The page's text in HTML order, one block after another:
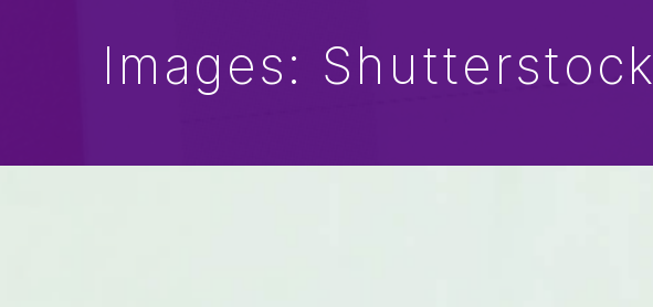
Images: Shutterstock